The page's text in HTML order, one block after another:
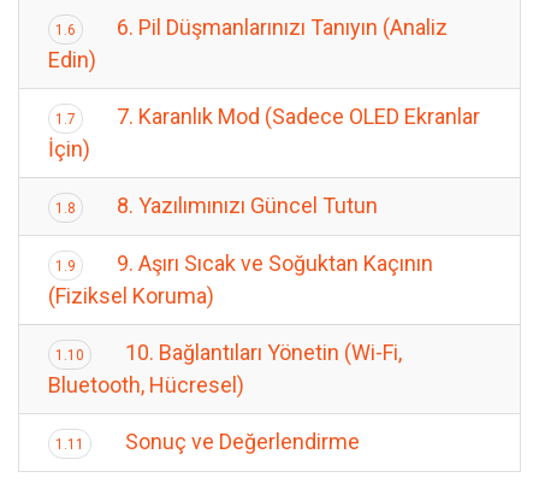
1.6
6. Pil Düşmanlarınızı Tanıyın (Analiz
Edin)
1.7
7. Karanlık Mod (Sadece OLED Ekranlar
İçin)
1.8 8. Yazılımınızı Güncel Tutun
1.9
9. Aşırı Sıcak ve Soğuktan Kaçının
(Fiziksel Koruma)
1.10
10. Bağlantıları Yönetin (Wi-Fi,
Bluetooth, Hücresel)
1.11 Sonuç ve Değerlendirme